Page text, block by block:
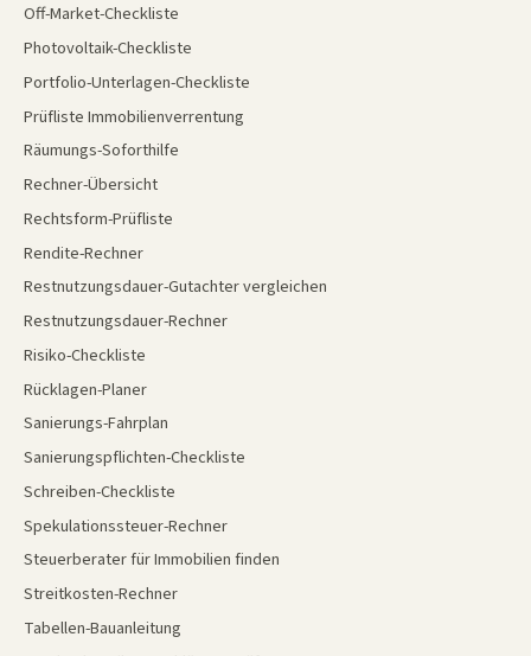
Off-Market-Checkliste
Photovoltaik-Checkliste
Portfolio-Unterlagen-Checkliste
Prüfliste Immobilienverrentung
Räumungs-Soforthilfe
Rechner-Übersicht
Rechtsform-Prüfliste
Rendite-Rechner
Restnutzungsdauer-Gutachter vergleichen
Restnutzungsdauer-Rechner
Risiko-Checkliste
Rücklagen-Planer
Sanierungs-Fahrplan
Sanierungspflichten-Checkliste
Schreiben-Checkliste
Spekulationssteuer-Rechner
Steuerberater für Immobilien finden
Streitkosten-Rechner
Tabellen-Bauanleitung